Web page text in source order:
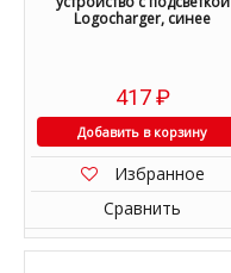
Logocharger, синее
417₽
Добавить в корзину
Избранное
Сравнить